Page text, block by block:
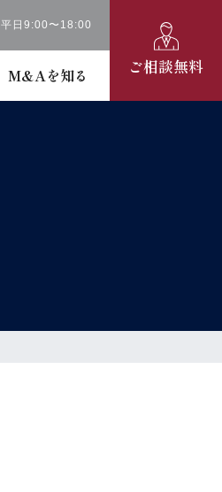
平日9:00〜18:00
M&Aを知る ご相談無料